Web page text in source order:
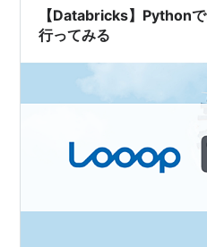
iPaaSツールです。 プログ
【Databricks】Python
行ってみる